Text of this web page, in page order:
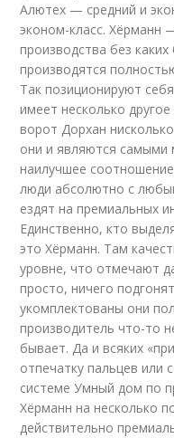
Алютех — средний и
эконом-класс. Хёрманн
производства без
производятся
Так позиционируют
имеет несколько
ворот Дорхан
они и являются самыми
наилучшее
люди абсолютно с
ездят на премиальных
Единственно, кто
это Хёрманн. Там
уровне, что отмечают
просто, ничего
укомплектованы они
производитель что-то
бывает. Да и всяких
отпечатку пальцев или
системе Умный дом по
Хёрманн на несколько
действительно